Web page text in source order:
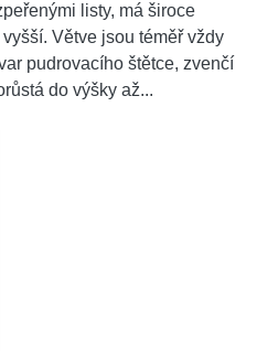
listy, má široce
Větve jsou téměř vždy
pudrovacího štětce, zvenčí
do výšky až...